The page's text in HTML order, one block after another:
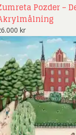
Pozder –
kr